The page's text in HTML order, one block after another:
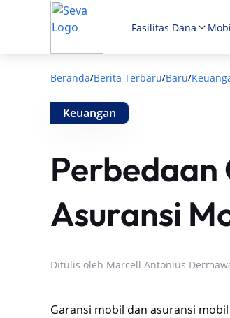
Fasilitas Dana
Beranda/Berita Terbaru/Baru/
Keuangan
Perbedaan
Asuransi
Ditulis oleh Marcell Antonius
Garansi mobil dan asuransi